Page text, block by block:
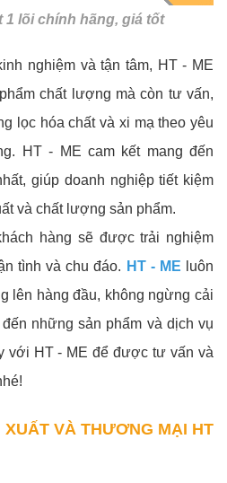
1 lõi chính hãng, giá tốt
nghiệm và tận tâm, HT - ME
chất lượng mà còn tư vấn,
lọc hóa chất và xi mạ theo yêu
HT - ME cam kết mang đến
giúp doanh nghiệp tiết kiệm
và chất lượng sản phẩm.
hàng sẽ được trải nghiệm
tình và chu đáo. HT - ME luôn
lên hàng đầu, không ngừng cải
những sản phẩm và dịch vụ
với HT - ME để được tư vấn và
VÀ THƯƠNG MẠI HT